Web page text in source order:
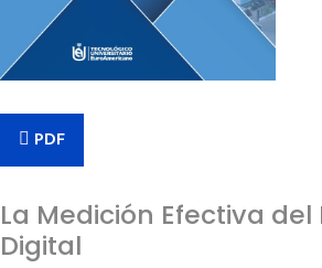
PDF
La Medición Efectiva
Digital